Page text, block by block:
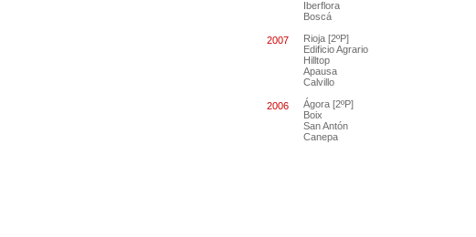
Iberflora
Boscá
2007
Rioja [2ºP]
Edificio Agrario
Hilltop
Apausa
Calvillo
2006
Ágora [2ºP]
Boix
San Antón
Canepa